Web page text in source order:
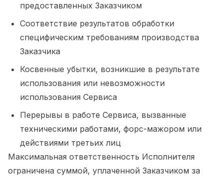
предоставленных Заказчиком
Соответствие результатов обработки
специфическим требованиям производства
Заказчика
Косвенные убытки, возникшие в результате
использования или невозможности
использования Сервиса
Перерывы в работе Сервиса, вызванные
техническими работами, форс-мажором или
действиями третьих лиц
Максимальная ответственность Исполнителя
ограничена суммой, уплаченной Заказчиком за